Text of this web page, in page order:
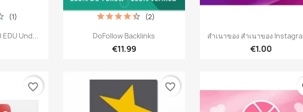
งย่อ
EDU Und...
(1)
เปิดหน้าต่างย่อ
DoFollow Backlinks
€11.99
(2)
 เปิดหน้าต่างย่อ
สำเนาของ สำเนาของ
€1.00
favorite_border favorite_border